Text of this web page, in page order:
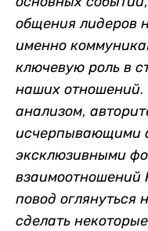
общения лидеров
именно
ключевую роль в
наших отношений.
анализом,
исчерпывающими
эксклюзивными
повод оглянуться
сделать